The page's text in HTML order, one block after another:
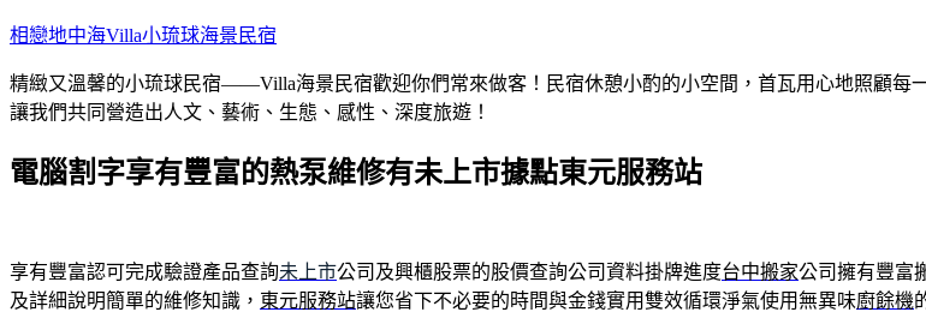
跳
主
要
容
相戀地中海Villa小琉球海景民宿
精緻又溫馨的小琉球民宿——Villa海景民宿歡迎你們常來做客！民宿休憩小酌的小空間，首瓦用心地照顧每
讓我們共同營造出人文、藝術、生態、感性、深度旅遊！
電腦割字享有豐富的熱泵維修有未上市據點東元服務站
享有豐富認可完成驗證產品查詢未上市公司及興櫃股票的股價查詢公司資料掛牌進度台中搬家公司擁有豐富
及詳細說明簡單的維修知識， 東元服務站讓您省下不必要的時間與金錢實用雙效循環淨氣使用無異味廚餘機